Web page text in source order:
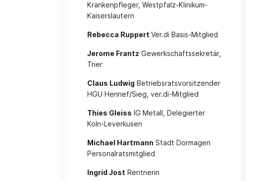
Krankenpfleger, Westpfalz-Klinikum-
Kaiserslautern
Rebecca Ruppert Ver.di Basis-Mitglied
Jerome Frantz Gewerkschaftssekretär,
Trier
Claus Ludwig Betriebsratsvorsitzender
HGU Hennef/Sieg, ver.di-Mitglied
Thies Gleiss IG Metall, Delegierter
Köln-Leverkusen
Michael Hartmann Stadt Dormagen
Personalratsmitglied
Ingrid Jost Rentnerin